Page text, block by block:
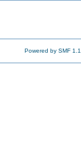
Powered by SMF